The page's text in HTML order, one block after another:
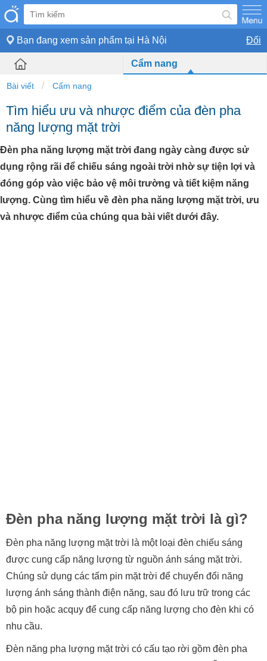
Bạn đang xem sản phẩm tại Hà Nội Đổi
Cẩm nang
Bài viết Cẩm nang
Tìm hiểu ưu và nhược điểm của đèn pha
năng lượng mặt trời
Đèn pha năng lượng mặt trời đang ngày càng được sử
dụng rộng rãi để chiếu sáng ngoài trời nhờ sự tiện lợi và
đóng góp vào việc bảo vệ môi trường và tiết kiệm năng
lượng. Cùng tìm hiểu về đèn pha năng lượng mặt trời, ưu
và nhược điểm của chúng qua bài viết dưới đây.
Đèn pha năng lượng mặt trời là gì?
Đèn pha năng lượng mặt trời là một loại đèn chiếu sáng
được cung cấp năng lượng từ nguồn ánh sáng mặt trời.
Chúng sử dụng các tấm pin mặt trời để chuyển đổi năng
lượng ánh sáng thành điện năng, sau đó lưu trữ trong các
bộ pin hoặc acquy để cung cấp năng lượng cho đèn khi có
nhu cầu.
Đèn năng pha lượng mặt trời có cấu tạo rời gồm đèn pha